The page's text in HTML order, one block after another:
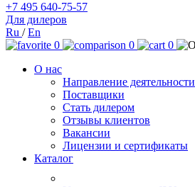
+7 495 640-75-57
Для дилеров
Ru /En
0
0
0
О нас
Направление деятельности
Поставщики
Стать дилером
Отзывы клиентов
Вакансии
Лицензии и сертификаты
Каталог